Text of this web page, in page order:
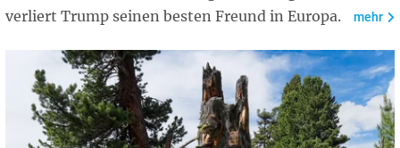
verliert Trump seinen besten Freund in Europa.
mehr